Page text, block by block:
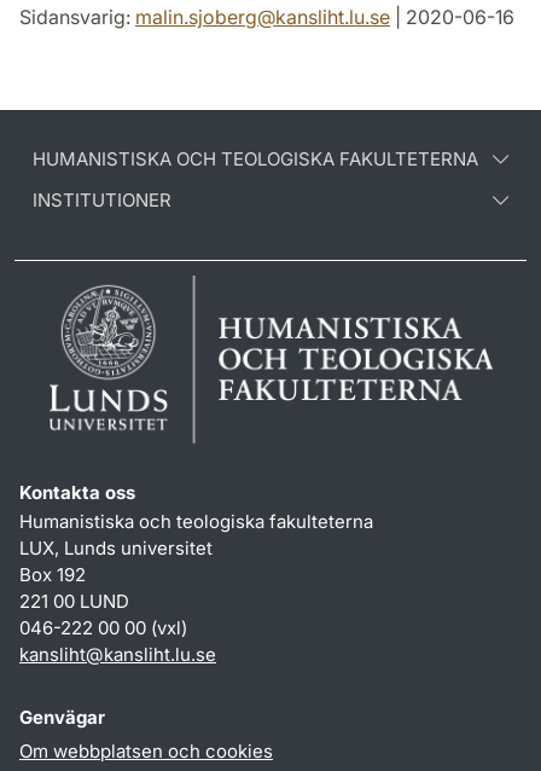
Sidansvarig: malin.sjoberg@kansliht.lu.se | 2020-06-16
HUMANISTISKA OCH TEOLOGISKA FAKULTETERNA
INSTITUTIONER
Kontakta oss
Humanistiska och teologiska fakulteterna
LUX, Lunds universitet
Box 192
221 00 LUND
046-222 00 00 (vxl)
kansliht@kansliht.lu.se
Genvägar
Om webbplatsen och cookies